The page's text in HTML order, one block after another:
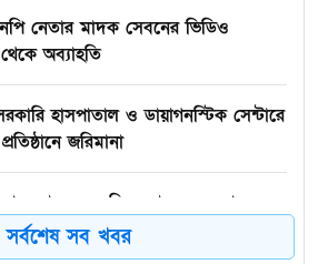
নেতার মাদক সেবনের ভিডিও
অব্যাহতি
হাসপাতাল ও ডায়াগনস্টিক সেন্টারে
জরিমানা
যায়, আরেকদল নিয়ে আসে মেঘনার চরে
তান্ডব, দিশেহারা গরু-মহিষ মালিকরা!
সর্বশেষ সব খবর